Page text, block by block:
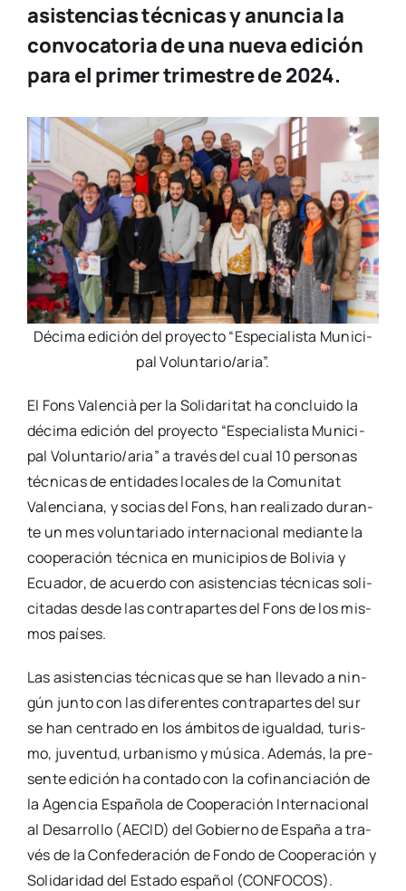
asistencias técnicas y anuncia la
convocatoria de una nueva edición
para el primer trimestre de 2024.
Déci­ma edi­ción del pro­yec­to “Espe­cia­lis­ta Muni­ci­
pal Voluntario/aria”.
El Fons Valen­cià per la Soli­da­ri­tat ha con­clui­do la
déci­ma edi­ción del pro­yec­to “Espe­cia­lis­ta Muni­ci­
pal Voluntario/aria” a tra­vés del cual 10 per­so­nas
téc­ni­cas de enti­da­des loca­les de la Comu­ni­tat
Valen­cia­na, y socias del Fons, han rea­li­za­do duran­
te un mes volun­ta­ria­do inter­na­cio­nal median­te la
coope­ra­ción téc­ni­ca en muni­ci­pios de Boli­via y
Ecua­dor, de acuer­do con asis­ten­cias téc­ni­cas soli­
ci­ta­das des­de las con­tra­par­tes del Fons de los mis­
mos paí­ses.
Las asis­ten­cias téc­ni­cas que se han lle­va­do a nin­
gún jun­to con las dife­ren­tes con­tra­par­tes del sur
se han cen­tra­do en los ámbi­tos de igual­dad, turis­
mo, juven­tud, urba­nis­mo y músi­ca. Ade­más, la pre­
sen­te edi­ción ha con­ta­do con la cofi­nan­cia­ción de
la Agen­cia Espa­ño­la de Coope­ra­ción Inter­na­cio­nal
al Desa­rro­llo (AECID) del Gobierno de Espa­ña a tra­
vés de la Con­fe­de­ra­ción de Fon­do de Coope­ra­ción y
Soli­da­ri­dad del Esta­do espa­ñol (CONFOCOS).